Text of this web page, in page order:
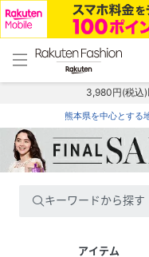
menu home
トップ
3,980円(税込)
熊本県を中心とする
キーワードから探す
アイテム